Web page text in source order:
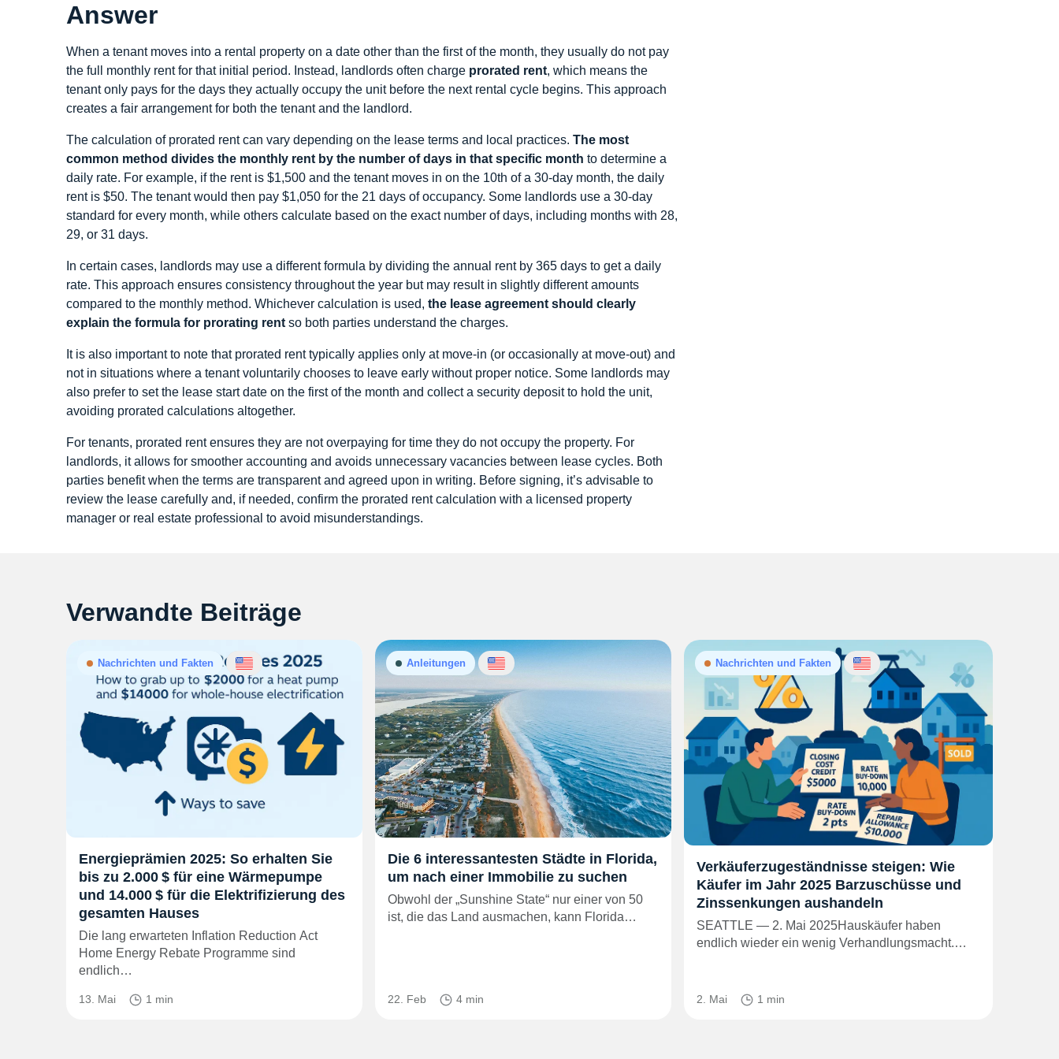
Answer
When a tenant moves into a rental property on a date other than the first of the month, they usually do not pay
the full monthly rent for that initial period. Instead, landlords often charge prorated rent, which means the
tenant only pays for the days they actually occupy the unit before the next rental cycle begins. This approach
creates a fair arrangement for both the tenant and the landlord.
The calculation of prorated rent can vary depending on the lease terms and local practices. The most
common method divides the monthly rent by the number of days in that specific month to determine a
daily rate. For example, if the rent is $1,500 and the tenant moves in on the 10th of a 30-day month, the daily
rent is $50. The tenant would then pay $1,050 for the 21 days of occupancy. Some landlords use a 30-day
standard for every month, while others calculate based on the exact number of days, including months with 28,
29, or 31 days.
In certain cases, landlords may use a different formula by dividing the annual rent by 365 days to get a daily
rate. This approach ensures consistency throughout the year but may result in slightly different amounts
compared to the monthly method. Whichever calculation is used, the lease agreement should clearly
explain the formula for prorating rent so both parties understand the charges.
It is also important to note that prorated rent typically applies only at move-in (or occasionally at move-out) and
not in situations where a tenant voluntarily chooses to leave early without proper notice. Some landlords may
also prefer to set the lease start date on the first of the month and collect a security deposit to hold the unit,
avoiding prorated calculations altogether.
For tenants, prorated rent ensures they are not overpaying for time they do not occupy the property. For
landlords, it allows for smoother accounting and avoids unnecessary vacancies between lease cycles. Both
parties benefit when the terms are transparent and agreed upon in writing. Before signing, it’s advisable to
review the lease carefully and, if needed, confirm the prorated rent calculation with a licensed property
manager or real estate professional to avoid misunderstandings.
Verwandte Beiträge
Nachrichten und Fakten
Energieprämien 2025: So erhalten Sie
bis zu 2.000 $ für eine Wärmepumpe
und 14.000 $ für die Elektrifizierung des
gesamten Hauses
Die lang erwarteten Inflation Reduction Act
Home Energy Rebate Programme sind
endlich…
13. Mai 1 min
Anleitungen
Die 6 interessantesten Städte in Florida,
um nach einer Immobilie zu suchen
Obwohl der „Sunshine State“ nur einer von 50
ist, die das Land ausmachen, kann Florida…
22. Feb 4 min
Nachrichten und Fakten
Verkäuferzugeständnisse steigen: Wie
Käufer im Jahr 2025 Barzuschüsse und
Zinssenkungen aushandeln
SEATTLE — 2. Mai 2025Hauskäufer haben
endlich wieder ein wenig Verhandlungsmacht.…
2. Mai 1 min